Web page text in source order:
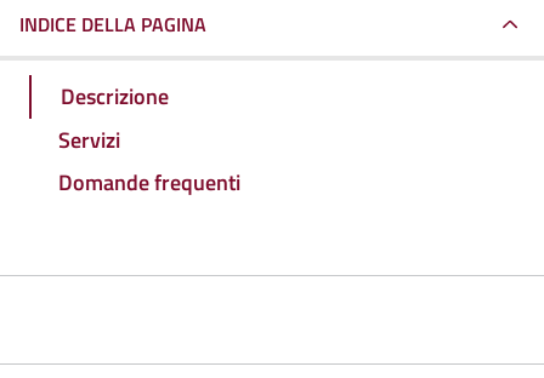
INDICE DELLA PAGINA
Descrizione
Servizi
Domande frequenti